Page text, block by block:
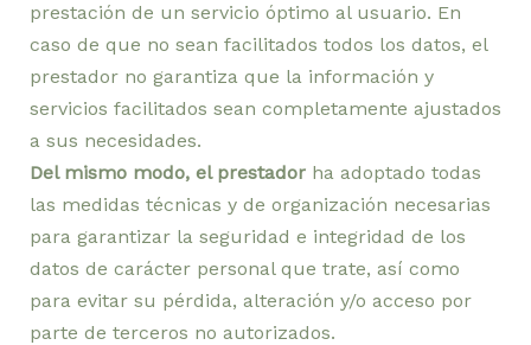
prestación de un servicio óptimo al usuario. En
caso de que no sean facilitados todos los datos, el
prestador no garantiza que la información y
servicios facilitados sean completamente ajustados
a sus necesidades.
Del mismo modo, el prestadorha adoptado todas
las medidas técnicas y de organización necesarias
para garantizar la seguridad e integridad de los
datos de carácter personal que trate, así como
para evitar su pérdida, alteración y/o acceso por
parte de terceros no autorizados.